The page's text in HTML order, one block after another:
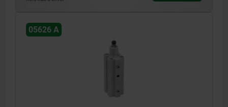
05626 A